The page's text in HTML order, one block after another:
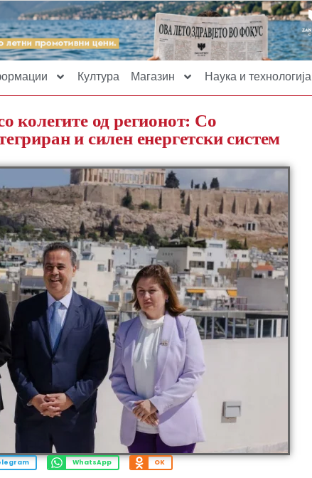
Култура Магазин Наука и технологија
колегите од регионот: Со
и силен енергетски систем
WhatsApp OK